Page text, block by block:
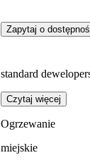
Zapytaj o
standard
Czytaj więcej
Ogrzewanie
miejskie